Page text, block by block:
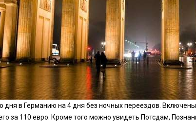
дня в Германию на 4 дня без ночных переездов.
за 110 евро. Кроме того можно увидеть Потсдам,